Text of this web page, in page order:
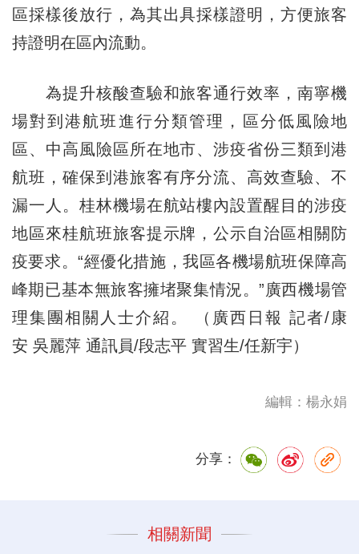
區採樣後放行，為其出具採樣證明，方便旅客
持證明在區內流動。
為提升核酸查驗和旅客通行效率，南寧機
場對到港航班進行分類管理，區分低風險地
區、中高風險區所在地市、涉疫省份三類到港
航班，確保到港旅客有序分流、高效查驗、不
漏一人。桂林機場在航站樓內設置醒目的涉疫
地區來桂航班旅客提示牌，公示自治區相關防
疫要求。“經優化措施，我區各機場航班保障高
峰期已基本無旅客擁堵聚集情況。”廣西機場管
理集團相關人士介紹。 （廣西日報 記者/康
安 吳麗萍 通訊員/段志平 實習生/任新宇）
編輯：楊永娟
分享：
相關新聞